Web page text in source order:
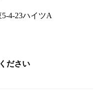
4-23ハイツA
ださい